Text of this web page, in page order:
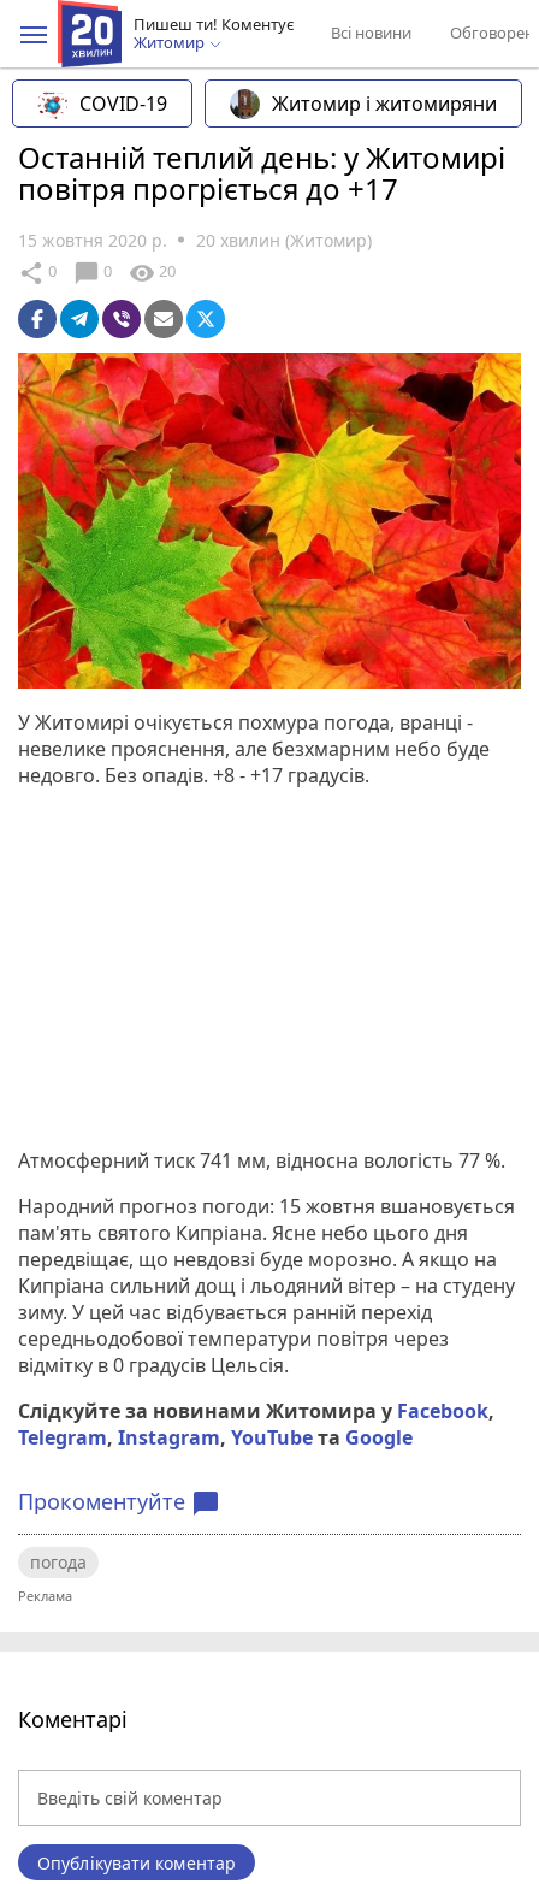
Пишеш ти! Коментує
Житомир
Всі новини
COVID-19 Житомир і житомиряни
Останній теплий день: у Житомирі
повітря прогріється до +17
15 жовтня 2020 р. 20 хвилин (Житомир)
share 0 chat_bubble 0 visibility 20
У Житомирі очікується похмура погода, вранці -
невелике прояснення, але безхмарним небо буде
недовго. Без опадів. +8 - +17 градусів.
Атмосферний тиск 741 мм, відносна вологість 77 %.
Народний прогноз погоди: 15 жовтня вшановується
пам'ять святого Кипріана. Ясне небо цього дня
передвіщає, що невдовзі буде морозно. А якщо на
Кипріана сильний дощ і льодяний вітер – на студену
зиму. У цей час відбувається ранній перехід
середньодобової температури повітря через
відмітку в 0 градусів Цельсія.
Слідкуйте за новинами Житомира у Facebook,
Telegram, Instagram, YouTubeта Google
Прокоментуйте chat_bubble
погода
Коментарі
Опублікувати коментар